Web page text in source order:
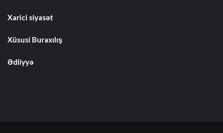
Xarici siyasət
Xüsusi Buraxılış
Ədliyyə